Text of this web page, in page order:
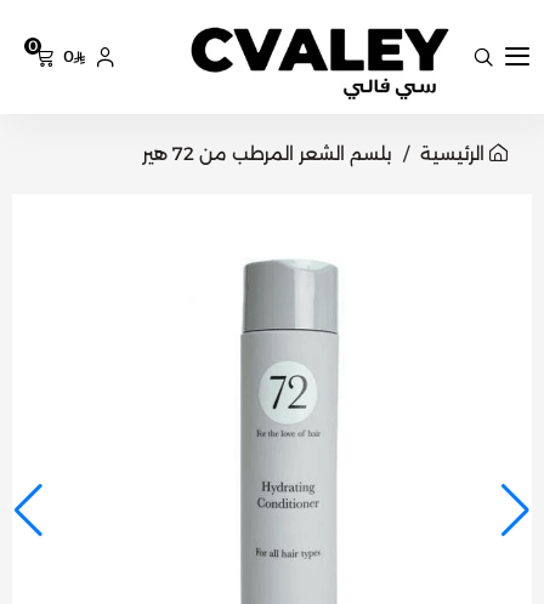
سي فالي
0
0
الرئيسية بلسم الشعر المرطب من 72 هير